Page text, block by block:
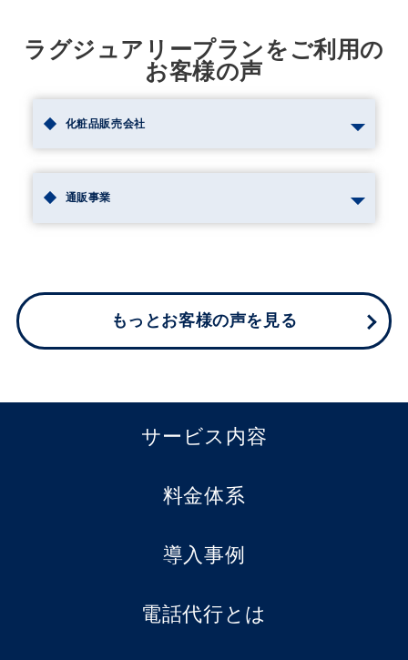
ラグジュアリープランをご利用の
お客様の声
化粧品販売会社
通販事業
もっとお客様の声を見る
サービス内容
料金体系
導入事例
電話代行とは